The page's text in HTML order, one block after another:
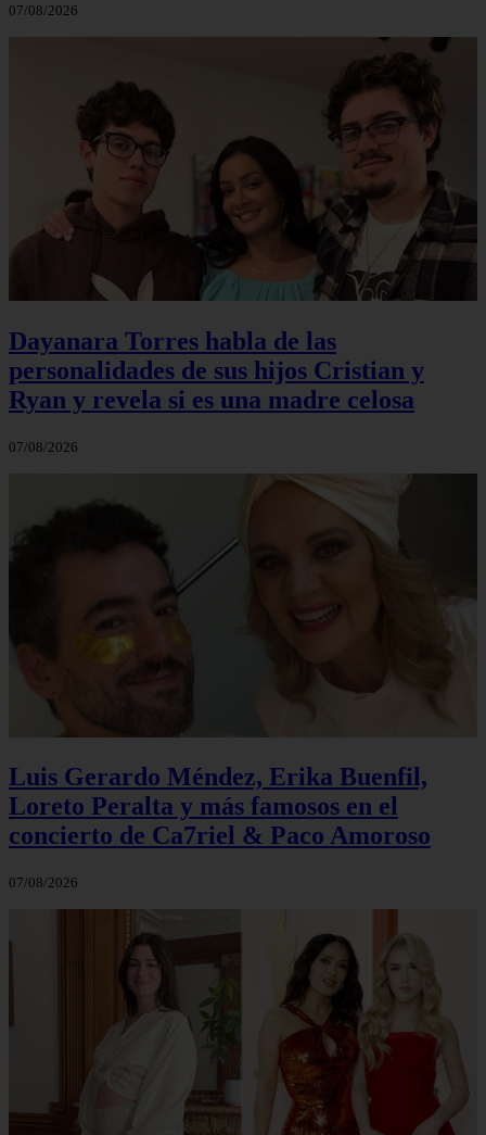
07/08/2026
Dayanara Torres habla de las
personalidades de sus hijos Cristian y
Ryan y revela si es una madre celosa
07/08/2026
Luis Gerardo Méndez, Erika Buenfil,
Loreto Peralta y más famosos en el
concierto de Ca7riel & Paco Amoroso
07/08/2026